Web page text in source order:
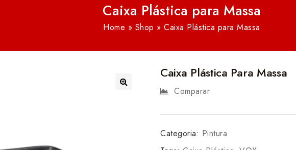
Caixa Plástica para Massa
Home » Shop »Caixa Plástica para Massa
Caixa Plástica Para Massa
Comparar
Categoria: Pintura